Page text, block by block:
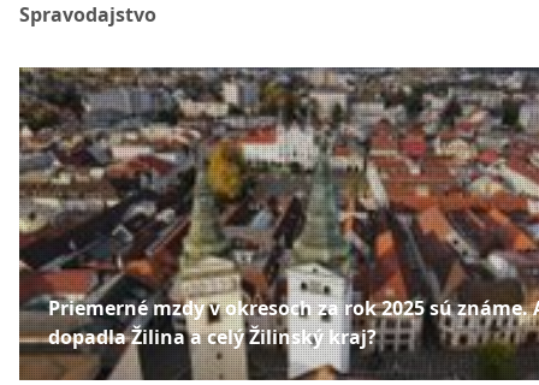
Spravodajstvo
Priemerné mzdy v okresoch za rok 2025 sú známe.
dopadla Žilina a celý Žilinský kraj?